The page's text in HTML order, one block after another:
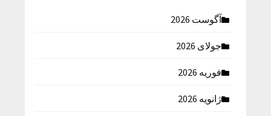
آگوست 2026
جولای 2026
فوریه 2026
ژانویه 2026